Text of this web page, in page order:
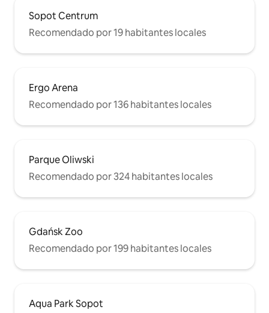
Sopot Centrum
Recomendado por 19 habitantes locales
Ergo Arena
Recomendado por 136 habitantes locales
Parque Oliwski
Recomendado por 324 habitantes locales
Gdańsk Zoo
Recomendado por 199 habitantes locales
Aqua Park Sopot